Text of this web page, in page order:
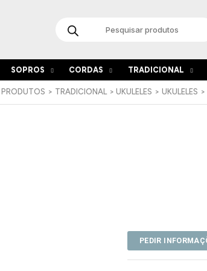
search
SOPROS CORDAS TRADICIONAL
PRODUTOS TRADICIONAL UKULELES UKULELES